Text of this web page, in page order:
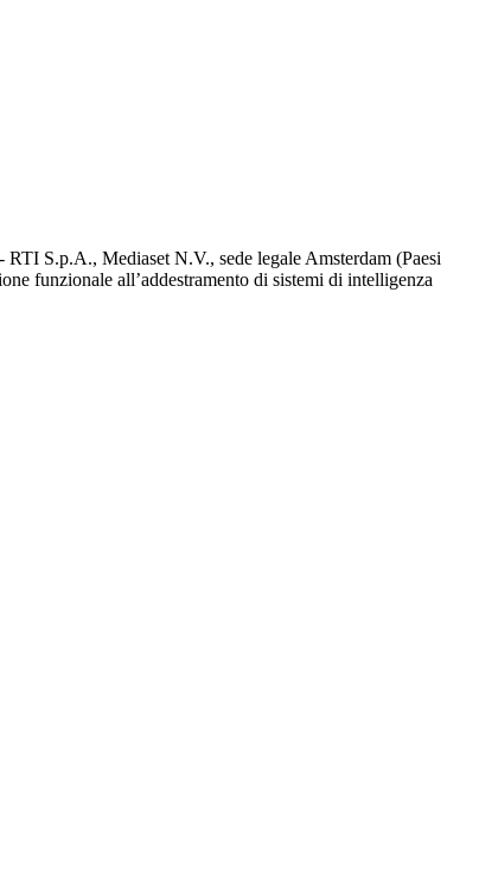
S.p.A., Mediaset N.V., sede legale Amsterdam (Paesi
funzionale all’addestramento di sistemi di intelligenza